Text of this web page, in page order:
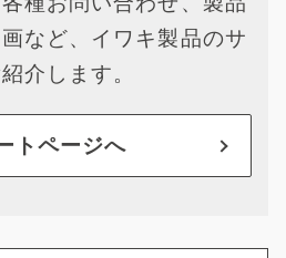
など、イワキ製品のサ
介します。
トページへ